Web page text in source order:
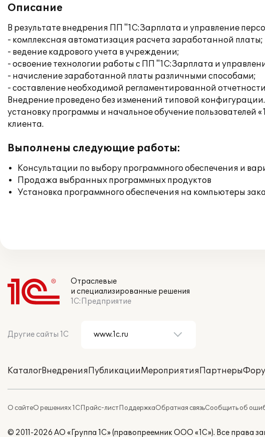
Описание
В результате внедрения ПП "1С:Зарплата и управление
- комплексная автоматизация расчета заработанной платы;
- ведение кадрового учета в учреждении;
- освоение технологии работы с ПП "1С:Зарплата и
- начисление заработанной платы различными способами;
- составление необходимой регламентированной
Внедрение проведено без изменений типовой
установку программы и начальное обучение
клиента.
Выполнены следующие работы:
Консультации по выбору программного обеспечения и
Продажа выбранных программных продуктов
Установка программного обеспечения на компьютеры
Отраслевые
и специализированные решения
1С:Предприятие
Другие сайты 1С
КаталогВнедренияПубликацииМероприятияПартнеры
О сайтеО решениях 1СПрайс-листПоддержкаОбратная связьСообщить об
© 2011-2026 АО «Группа 1С» (правопреемник ООО «1С»). Все права